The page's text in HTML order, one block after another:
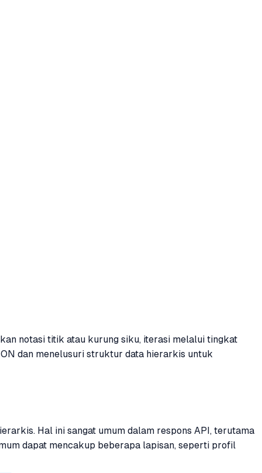
notasi titik atau kurung siku, iterasi melalui tingkat
dan menelusuri struktur data hierarkis untuk
Hal ini sangat umum dalam respons API, terutama
dapat mencakup beberapa lapisan, seperti profil